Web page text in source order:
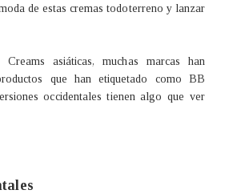
de estas cremas todoterreno y lanzar
asiáticas, muchas marcas han
que han etiquetado como BB
occidentales tienen algo que ver